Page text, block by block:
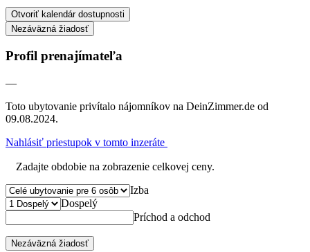
Otvoriť kalendár dostupnosti
Nezáväzná žiadosť
Profil prenajímateľa
—
Toto ubytovanie privítalo nájomníkov na DeinZimmer.de od
09.08.2024.
Nahlásiť priestupok v tomto inzeráte
Zadajte obdobie na zobrazenie celkovej ceny.
Izba
Dospelý
Príchod a odchod
Nezáväzná žiadosť